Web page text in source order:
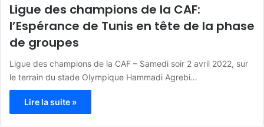
Ligue des champions de la CAF:
l’Espérance de Tunis en tête de la phase
de groupes
Ligue des champions de la CAF – Samedi soir 2 avril 2022, sur
le terrain du stade Olympique Hammadi Agrebi…
Lire la suite »